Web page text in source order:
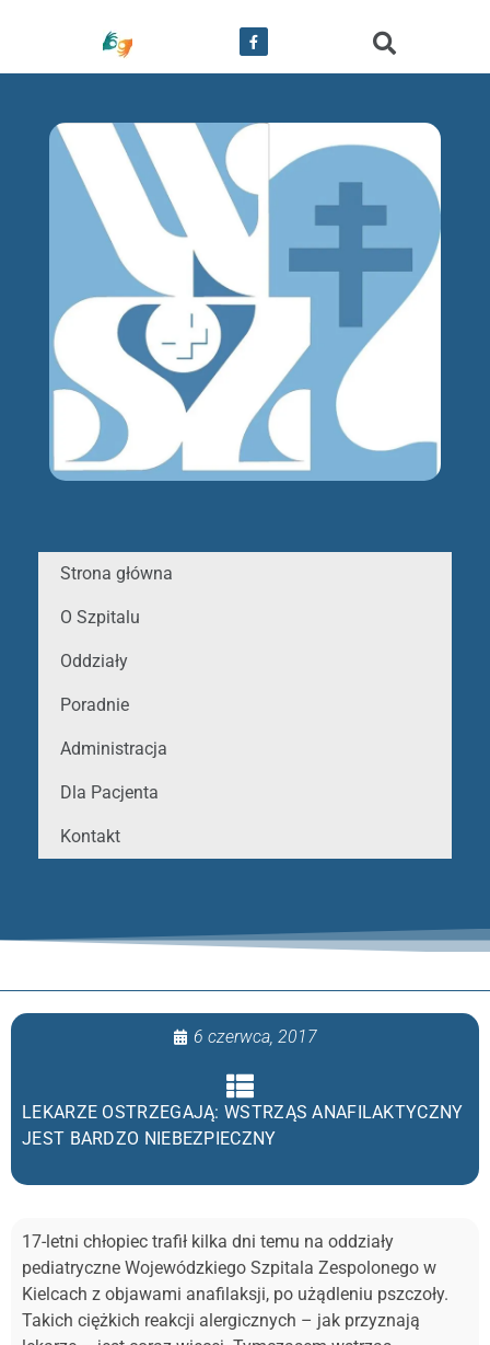
Strona główna
O Szpitalu
Oddziały
Poradnie
Administracja
Dla Pacjenta
Kontakt
6 czerwca, 2017
LEKARZE OSTRZEGAJĄ: WSTRZĄS ANAFILAKTYCZNY
JEST BARDZO NIEBEZPIECZNY
17-letni chłopiec trafił kilka dni temu na oddziały
pediatryczne Wojewódzkiego Szpitala Zespolonego w
Kielcach z objawami anafilaksji, po użądleniu pszczoły.
Takich ciężkich reakcji alergicznych – jak przyznają